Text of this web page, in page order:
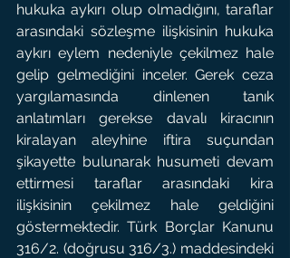
hukuka aykırı olup olmadığını, taraflar
arasındaki sözleşme ilişkisinin hukuka
aykırı eylem nedeniyle çekilmez hale
gelip gelmediğini inceler. Gerek ceza
yargılamasında dinlenen tanık
anlatımları gerekse davalı kiracının
kiralayan aleyhine iftira suçundan
şikayette bulunarak husumeti devam
ettirmesi taraflar arasındaki kira
ilişkisinin çekilmez hale geldiğini
göstermektedir. Türk Borçlar Kanunu
316/2. (doğrusu 316/3.) maddesindeki